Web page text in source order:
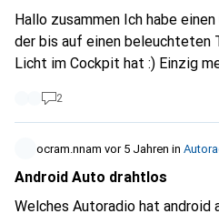
Hallo zusammen Ich habe einen über 30-jährigen VW Bus,
der bis auf einen beleuchteten
Licht im Cockpit hat :) Einzig
überall leuchtet und blinkt und
2
ocram.nnam vor 5 Jahren in
Android Auto drahtlos
Welches Autoradio hat android